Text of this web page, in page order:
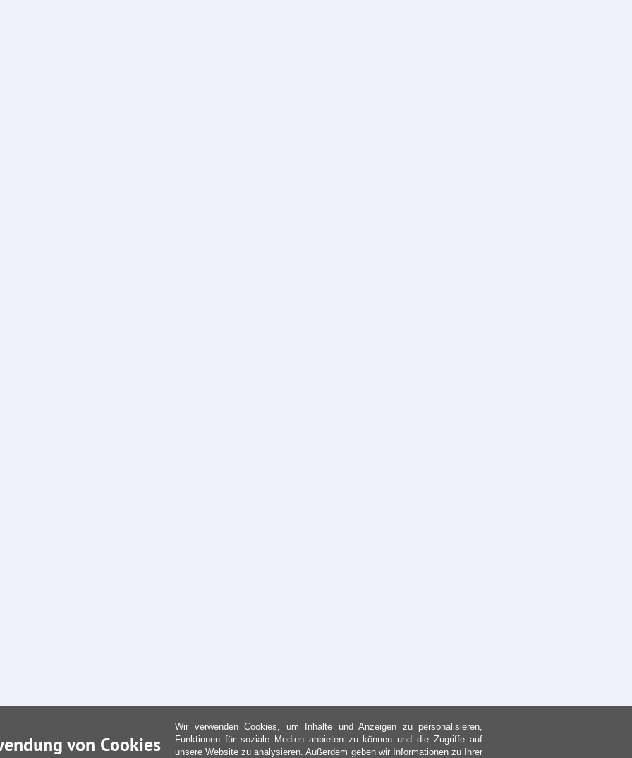
von Cookies
Wir verwenden Cookies, um Inhalte und Anzeigen zu personalisieren,
Funktionen für soziale Medien anbieten zu können und die Zugriffe auf
unsere Website zu analysieren. Außerdem geben wir Informationen zu Ihrer